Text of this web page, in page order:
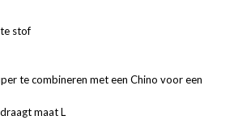
stof
te combineren met een Chino voor een
maat L